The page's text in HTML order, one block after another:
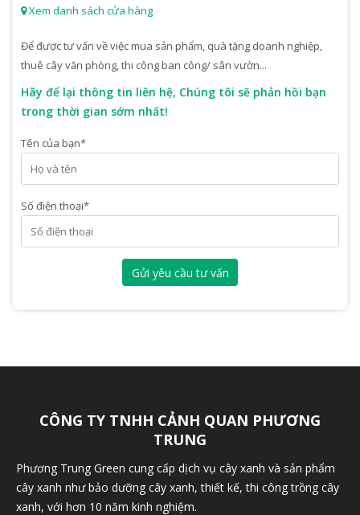
Xem danh sách cửa hàng
Để được tư vấn về việc mua sản phẩm, quà tặng doanh nghiệp,
thuê cây văn phòng, thi công ban công/ sân vườn...
Hãy để lại thông tin liên hệ, Chúng tôi sẽ phản hồi bạn
trong thời gian sớm nhất!
Tên của bạn*
Số điện thoại*
Gửi yêu cầu tư vấn
CÔNG TY TNHH CẢNH QUAN PHƯƠNG
TRUNG
Phương Trung Green cung cấp dịch vụ cây xanh và sản phẩm
cây xanh như bảo dưỡng cây xanh, thiết kế, thi công trồng cây
xanh, với hơn 10 năm kinh nghiệm.